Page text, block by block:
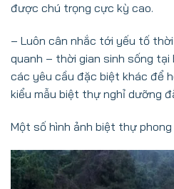
được chú trọng cực kỳ cao.
– Luôn cân nhắc tới yếu tố
quanh – thời gian sinh sống
các yêu cầu đặc biệt khác để
kiểu mẫu biệt thự nghỉ dưỡng
Một số hình ảnh biệt thự